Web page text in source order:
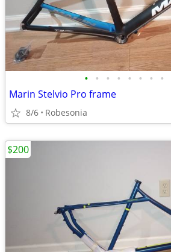
• • • • • • • •
Marin Stelvio Pro frame
8/6 Robesonia
$200